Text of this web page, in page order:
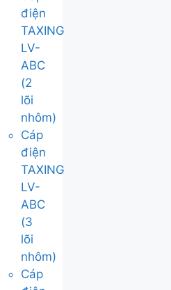
điện
TAXING
LV-
ABC
(2
lõi
nhôm)
Cáp
điện
TAXING
LV-
ABC
(3
lõi
nhôm)
Cáp